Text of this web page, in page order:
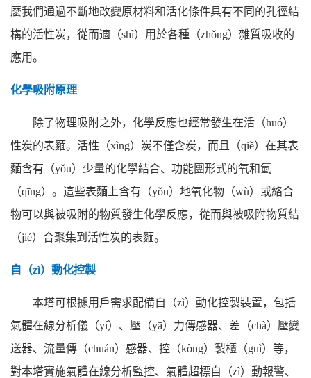
麽我們通過不斷地改變原材料和活化條件具有不同的孔徑結
構的活性炭，從而適（shì）用於各種（zhǒng）雜質吸收的
應用。
化學吸附原理
除了物理吸附之外，化學反應也經常發生在活（huó）
性炭的表麵。活性（xìng）炭不僅含炭，而且（qiě）在其表
麵含有（yǒu）少量的化學結合、功能團形式的氧和氫
（qīng）。這些表麵上含有（yǒu）地氧化物（wù）或絡合
物可以與被吸附的物質發生化學反應，從而與被吸附物質結
（jié）合聚集到活性炭的表麵。
自（zì）動化控製
本塔可根據用戶需求配備自（zì）動化控製裝置，包括
氣體在線分析儀（yí）、壓（yā）力傳感器、差（chà）壓變
送器、流量傳（chuán）感器、控（kòng）製櫃（guì）等，
對本塔實施氣體在線分析監控、氣體超標自（zì）動報警、